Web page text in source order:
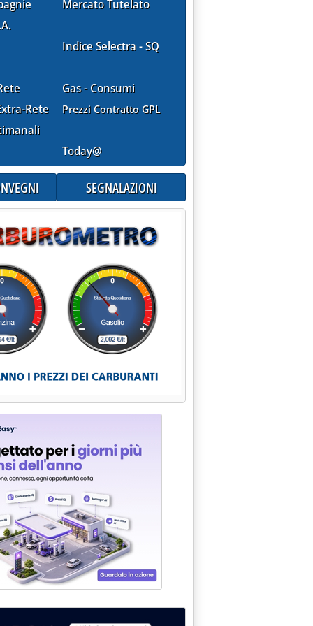
Rete
Mercato Tutelato
Indice Selectra - SQ
Gas - Consumi
Prezzi Contratto GPL
Today@
SEGNALAZIONI